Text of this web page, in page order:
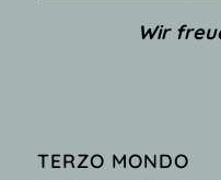
Wir
TERZO MONDO